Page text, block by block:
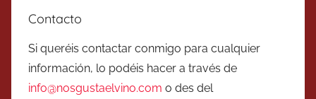
Contacto
Si queréis contactar conmigo para cualquier
información, lo podéis hacer a través de
info@nosgustaelvino.com o des del